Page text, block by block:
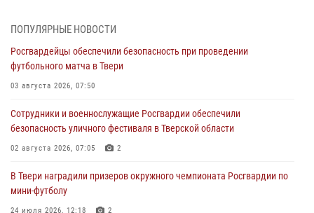
28 июля 2026, 11:30 2
Сотрудники вневедомственной охраны совершили 250 выездов и
пресекли 20 правонарушений за неделю в Тверской области
27 июля 2026, 08:29
В Твери наградили призеров окружного чемпионата Росгвардии по
мини-футболу
24 июля 2026, 12:18 2
Росгвардейцы оказали помощь водителю на дороге в городе Кашин
ПОПУЛЯРНЫЕ НОВОСТИ
Росгвардейцы обеспечили безопасность при проведении
футбольного матча в Твери
03 августа 2026, 07:50
Сотрудники и военнослужащие Росгвардии обеспечили
безопасность уличного фестиваля в Тверской области
02 августа 2026, 07:05 2
В Твери наградили призеров окружного чемпионата Росгвардии по
мини-футболу
24 июля 2026, 12:18 2